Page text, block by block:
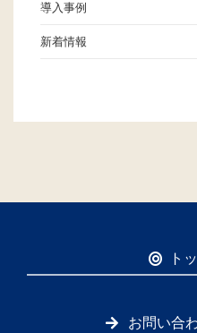
導入事例
新着情報
ト
お問い合